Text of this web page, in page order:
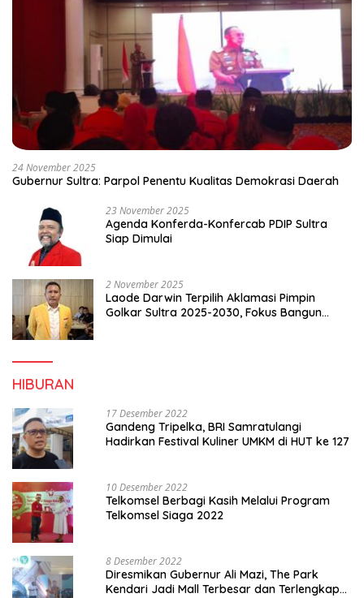
24 November 2025
Gubernur Sultra: Parpol Penentu Kualitas Demokrasi Daerah
23 November 2025
Agenda Konferda-Konfercab PDIP Sultra
Siap Dimulai
2 November 2025
Laode Darwin Terpilih Aklamasi Pimpin
Golkar Sultra 2025-2030, Fokus Bangun
HIBURAN
17 Desember 2022
Gandeng Tripelka, BRI Samratulangi
Hadirkan Festival Kuliner UMKM di HUT ke 127
10 Desember 2022
Telkomsel Berbagi Kasih Melalui Program
Telkomsel Siaga 2022
8 Desember 2022
Diresmikan Gubernur Ali Mazi, The Park
Kendari Jadi Mall Terbesar dan Terlengkap